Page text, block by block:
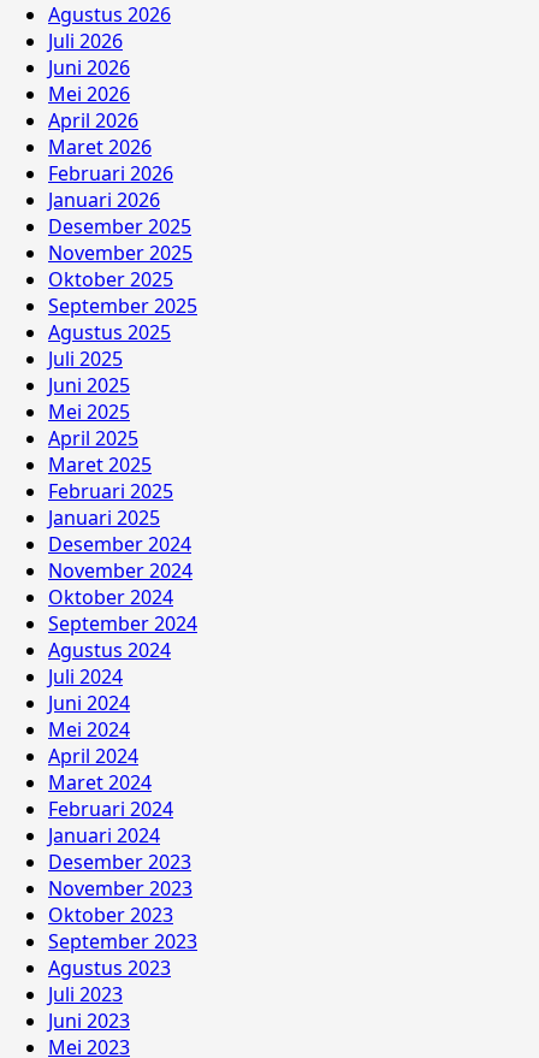
Agustus 2026
Juli 2026
Juni 2026
Mei 2026
April 2026
Maret 2026
Februari 2026
Januari 2026
Desember 2025
November 2025
Oktober 2025
September 2025
Agustus 2025
Juli 2025
Juni 2025
Mei 2025
April 2025
Maret 2025
Februari 2025
Januari 2025
Desember 2024
November 2024
Oktober 2024
September 2024
Agustus 2024
Juli 2024
Juni 2024
Mei 2024
April 2024
Maret 2024
Februari 2024
Januari 2024
Desember 2023
November 2023
Oktober 2023
September 2023
Agustus 2023
Juli 2023
Juni 2023
Mei 2023